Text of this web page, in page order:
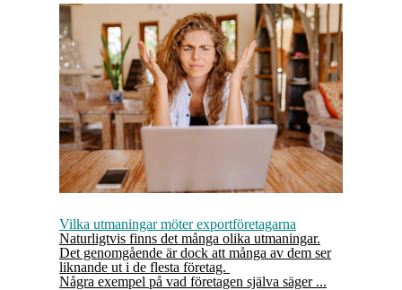
Vilka utmaningar möter exportföretagarna
Naturligtvis finns det många olika utmaningar.
Det genomgående är dock att många av dem ser
liknande ut i de flesta företag.
Några exempel på vad företagen själva säger ...